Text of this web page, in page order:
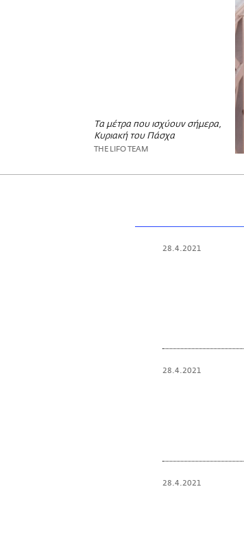
Τα μέτρα που ισχύουν σήμερα,
Κυριακή του Πάσχα
THE LIFO TEAM
28.4.2021
28.4.2021
28.4.2021